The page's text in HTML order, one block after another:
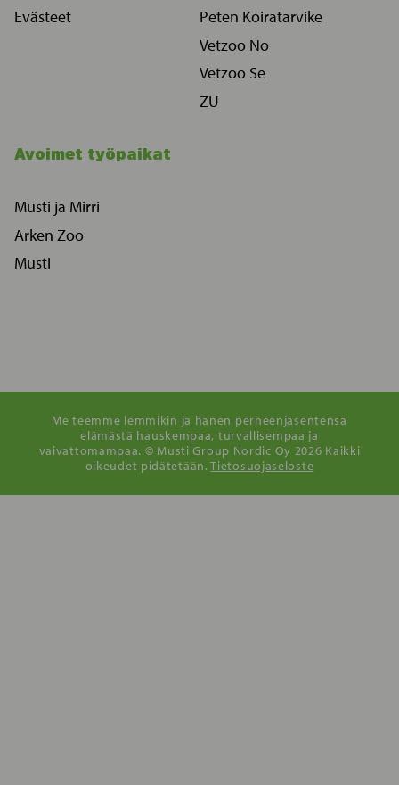
Evästeet
Peten Koiratarvike
Vetzoo No
Vetzoo Se
ZU
Avoimet työpaikat
Musti ja Mirri
Arken Zoo
Musti
Me teemme lemmikin ja hänen perheenjäsentensä
elämästä hauskempaa, turvallisempaa ja
vaivattomampaa. © Musti Group Nordic Oy 2026 Kaikki
oikeudet pidätetään.Tietosuojaseloste